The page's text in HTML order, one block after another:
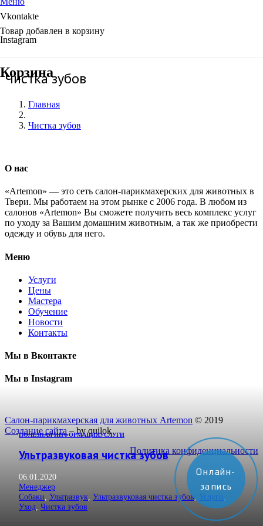
Vkontakte
Instagram
Товар добавлен в корзину
Корзина
Чистка зубов
Главная
Чистка зубов
ПОЛЕЗНАЯ ИНФОРМАЦИЯУСЛУГИ
Ультразвуковая чистка зубов
06.01.2020
Менеджер
Собаки Ультразвук Ультразвуковая чистка зубов Услуги
Уход Чистка зубов
О нас
«Artemon» — это сеть салон-парикмахерских для животных в
Твери. Мы работаем на этом рынке с 2006 года. В любом из
салонов «Artemon» Вы сможете получить весь комплекс услуг
по уходу за Вашим домашним животным, а так же приобрести
одежду и обувь для него.
Меню
Услуги
Цены
Мастера
Обучение
Новости
Контакты
Мы в Вконтакте
Мы в Instagram
Салон-парикмахерская для животных Artemon © 2019
Создание сайта – by quilok
Политика конфиденциальности
Онлайн-
запись